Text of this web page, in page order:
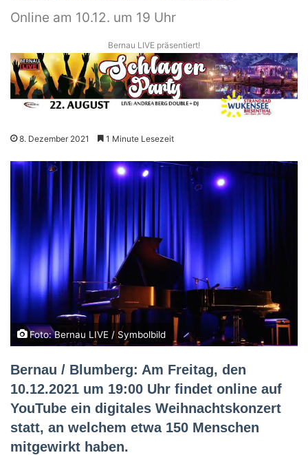
Online am 10.12. um 19 Uhr
Bernau LIVE präsentiert!
8. Dezember 2021 1 Minute Lesezeit
Foto: Bernau LIVE / Symbolbild
Bernau / Blumberg: Am Freitag, den
10.12.2021 um 19:00 Uhr findet online auf
YouTube ein digitales Weihnachtskonzert
statt, an welchem etwa 150 Menschen
mitgewirkt haben.